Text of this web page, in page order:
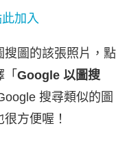
此加入
圖的該張照片，點
「 Google 以圖搜
搜尋類似的圖
方便喔！